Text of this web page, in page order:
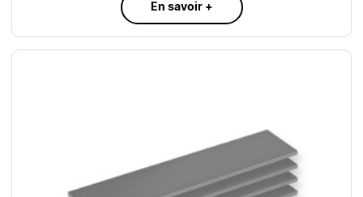
En savoir +